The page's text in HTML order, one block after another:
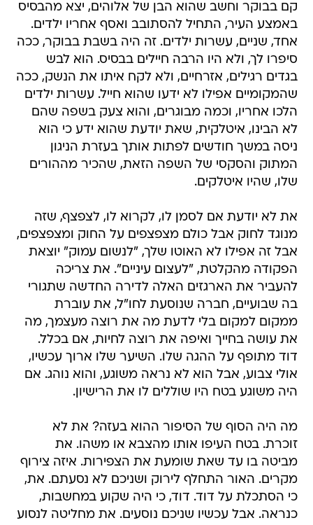
אחד, שניים, עשרות ילדים. זה היה בשבת בבוקר, ככה
סיפרו לך, ולא היו הרבה חיילים בבסיס. הוא לבש
בגדים רגילים, אזרחיים, ולא לקח איתו את הנשק, ככה
שהמקומיים אפילו לא ידעו שהוא חייל. עשרות ילדים
הלכו אחריו, וכמה מבוגרים, והוא צעק בשפה שהם
לא הבינו, איטלקית, שאת יודעת שהוא ידע כי הוא
ניסה במשך חודשים לפתות אותך בעזרת הניגון
המתוק והסקסי של השפה הזאת, שהכיר מההורים
שלו, שהיו איטלקים.
את לא יודעת אם לסמן לו, לקרוא לו, לצפצף, שזה
אבל זה אפילו לא האוטו שלך, "לנשום עמוק" יוצאת
הפקודה מהקלטת, "לעצום עיניים". את צריכה
להעביר את הארגזים האלה לדירה החדשה שתגורי
בה שבועיים, חברה שנוסעת לחו"ל, את עוברת
ממקום למקום בלי לדעת מה את רוצה מעצמך, מה
את עושה בחייך ואיפה את רוצה לחיות, אם בכלל.
דוד מתופף על ההגה שלו. השיער שלו ארוך עכשיו,
אולי צבוע, אבל הוא לא נראה משוגע, והוא נוהג. אם
היה משוגע בטח היו שוללים לו את הרישיון.
מה היה הסוף של הסיפור ההוא בעזה? את לא
מביטה בו עד שאת שומעת את הצפירות. איזה צירוף
מקרים. האור התחלף לירוק ושניכם לא נסעתם. את,
כי הסתכלת על דוד. דוד, כי היה שקוע במחשבות,
כנראה. אבל עכשיו שניכם נוסעים. את מחליטה לנסוע
אחריו. את מחליטה שהעיכוב הזה באור הירוק הוא
רמז משמיים, הוא גורל, אם תרצי. את רוצה. אז את